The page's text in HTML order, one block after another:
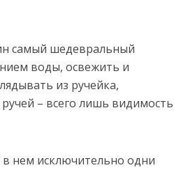
самый шедевральный
воды, освежить и
из ручейка,
– всего лишь видимость
в нем исключительно одни